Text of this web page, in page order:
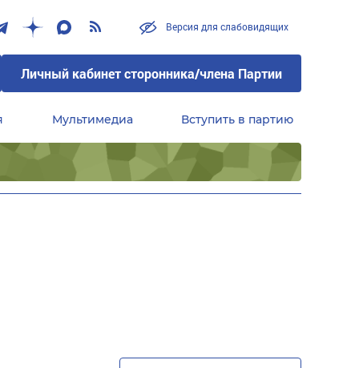
Версия для слабовидящих
Личный кабинет сторонника/члена Партии
Мультимедиа Вступить в партию